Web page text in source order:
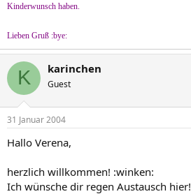
Kinderwunsch haben.
Lieben Gruß :bye:
K karinchen
Guest
31 Januar 2004
Hallo Verena,
herzlich willkommen! :winken:
Ich wünsche dir regen Austausch hier!